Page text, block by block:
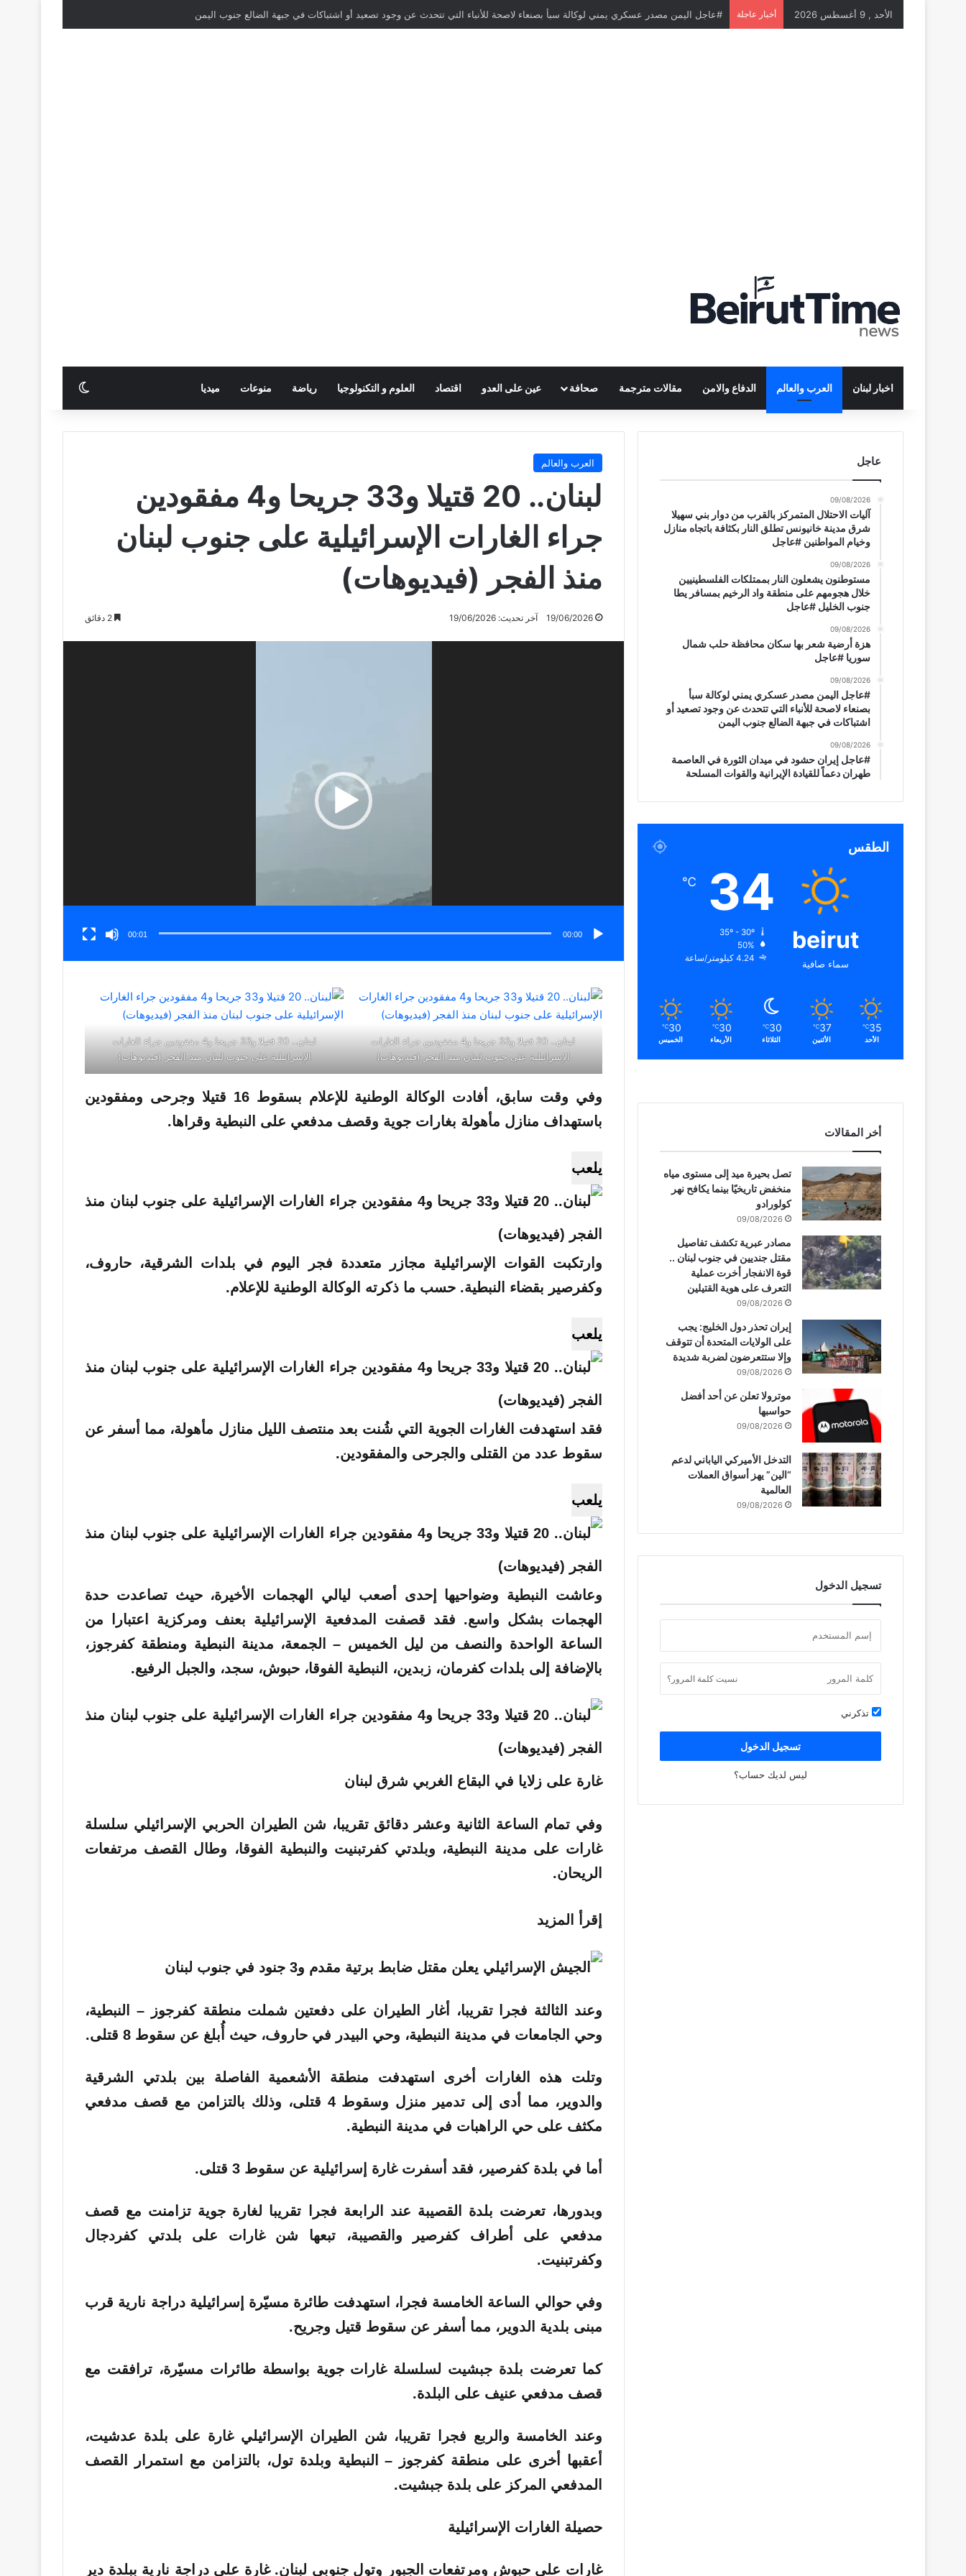
الأحد , 9 أغسطس 2026 أخبار عاجلة #عاجل إيران حشود في ميدان الثورة في العاصمة طهران دعماً للقيادة الإيرانية والقوات المسلحة
اخبار لبنان العرب والعالم الدفاع والامن مقالات مترجمة صحافة عين على العدو اقتصاد العلوم و التكنولوجيا رياضة منوعات ميديا الوضع المظلم
العرب والعالم
لبنان.. 20 قتيلا و33 جريحا و4 مفقودين
جراء الغارات الإسرائيلية على جنوب لبنان
منذ الفجر (فيديوهات)
19/06/2026 آخر تحديث: 19/06/2026
مشغل
00:00
00:01
لبنان.. 20 قتيلا و33 جريحا و4 مفقودين جراء الغارات
الإسرائيلية على جنوب لبنان منذ الفجر (فيديوهات)
لبنان.. 20 قتيلا و33 جريحا و4 مفقودين جراء الغارات
الإسرائيلية على جنوب لبنان منذ الفجر (فيديوهات)
وفي وقت سابق، أفادت الوكالة الوطنية للإعلام بسقوط 16 قتيلا وجرحى ومفقودين
باستهداف منازل مأهولة بغارات جوية وقصف مدفعي على النبطية وقراها.
يلعب
وارتكبت القوات الإسرائيلية مجازر متعددة فجر اليوم في بلدات الشرقية، حاروف،
وكفرصير بقضاء النبطية. حسب ما ذكرته الوكالة الوطنية للإعلام.
يلعب
فقد استهدفت الغارات الجوية التي شُنت بعد منتصف الليل منازل مأهولة، مما أسفر عن
سقوط عدد من القتلى والجرحى والمفقودين.
يلعب
وعاشت النبطية وضواحيها إحدى أصعب ليالي الهجمات الأخيرة، حيث تصاعدت حدة
الهجمات بشكل واسع. فقد قصفت المدفعية الإسرائيلية بعنف ومركزية اعتبارا من
الساعة الواحدة والنصف من ليل الخميس – الجمعة، مدينة النبطية ومنطقة كفرجوز،
بالإضافة إلى بلدات كفرمان، زبدين، النبطية الفوقا، حبوش، سجد، والجبل الرفيع.
غارة على زلايا في البقاع الغربي شرق لبنان
وفي تمام الساعة الثانية وعشر دقائق تقريبا، شن الطيران الحربي الإسرائيلي سلسلة
غارات على مدينة النبطية، وبلدتي كفرتبنيت والنبطية الفوقا، وطال القصف مرتفعات
الريحان.
إقرأ المزيد
وعند الثالثة فجرا تقريبا، أغار الطيران على دفعتين شملت منطقة كفرجوز – النبطية،
وحي الجامعات في مدينة النبطية، وحي البيدر في حاروف، حيث أُبلغ عن سقوط 8 قتلى.
وتلت هذه الغارات أخرى استهدفت منطقة الأشعمية الفاصلة بين بلدتي الشرقية
والدوير، مما أدى إلى تدمير منزل وسقوط 4 قتلى، وذلك بالتزامن مع قصف مدفعي
مكثف على حي الراهبات في مدينة النبطية.
أما في بلدة كفرصير، فقد أسفرت غارة إسرائيلية عن سقوط 3 قتلى.
وبدورها، تعرضت بلدة القصيبة عند الرابعة فجرا تقريبا لغارة جوية تزامنت مع قصف
مدفعي على أطراف كفرصير والقصيبة، تبعها شن غارات على بلدتي كفردجال
وكفرتبنيت.
وفي حوالي الساعة الخامسة فجرا، استهدفت طائرة مسيّرة إسرائيلية دراجة نارية قرب
مبنى بلدية الدوير، مما أسفر عن سقوط قتيل وجريح.
كما تعرضت بلدة جبشيت لسلسلة غارات جوية بواسطة طائرات مسيّرة، ترافقت مع
قصف مدفعي عنيف على البلدة.
وعند الخامسة والربع فجرا تقريبا، شن الطيران الإسرائيلي غارة على بلدة عدشيت،
أعقبها أخرى على منطقة كفرجوز – النبطية وبلدة تول، بالتزامن مع استمرار القصف
المدفعي المركز على بلدة جبشيت.
حصيلة الغارات الإسرائيلية
‏غارات على حبوش ومرتفعات الجبور وتول جنوبي لبنان. غارة على دراجة نارية ببلدة دير
عاجل
09/08/2026
آليات الاحتلال المتمركز بالقرب من دوار بني سهيلا
شرق مدينة خانيونس تطلق النار بكثافة باتجاه منازل
وخيام المواطنين #عاجل
09/08/2026
مستوطنون يشعلون النار بممتلكات الفلسطينيين
خلال هجومهم على منطقة واد الرخيم بمسافر يطا
جنوب الخليل #عاجل
09/08/2026
هزة أرضية شعر بها سكان محافظة حلب شمال
سوريا #عاجل
09/08/2026
#عاجل اليمن مصدر عسكري يمني لوكالة سبأ
بصنعاء لاصحة للأنباء التي تتحدث عن وجود تصعيد أو
اشتباكات في جبهة الضالع جنوب اليمن
09/08/2026
#عاجل إيران حشود في ميدان الثورة في العاصمة
طهران دعماً للقيادة الإيرانية والقوات المسلحة
الطقس
beirut
سماء صافية
34
℃
50%
4.24 كيلومتر/ساعة
35
℃
الأحد
37
℃
الأثنين
30
℃
الثلاثاء
30
℃
الأربعاء
30
℃
الخميس
أخر المقالات
تصل بحيرة ميد إلى مستوى مياه
منخفض تاريخيًا بينما يكافح نهر
كولورادو
09/08/2026
مصادر عبرية تكشف تفاصيل
مقتل جنديين في جنوب لبنان ..
قوة الانفجار أخرت عملية
التعرف على هوية القتيلين
09/08/2026
إيران تحذر دول الخليج: يجب
على الولايات المتحدة أن تتوقف
وإلا ستتعرضون لضربة شديدة
09/08/2026
موترولا تعلن عن أحد أفضل
حواسبها
09/08/2026
التدخل الأميركي الياباني لدعم
“الين” يهز أسواق العملات
العالمية
09/08/2026
تسجيل الدخول
نسيت كلمة المرور؟
تذكرني
تسجيل الدخول
ليس لديك حساب؟